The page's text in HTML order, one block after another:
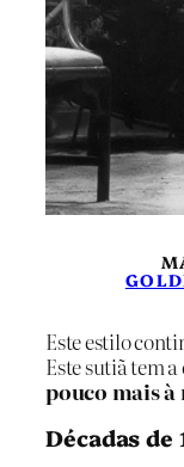
Este estilo
Este sutiã tem
pouco mais
Décadas de